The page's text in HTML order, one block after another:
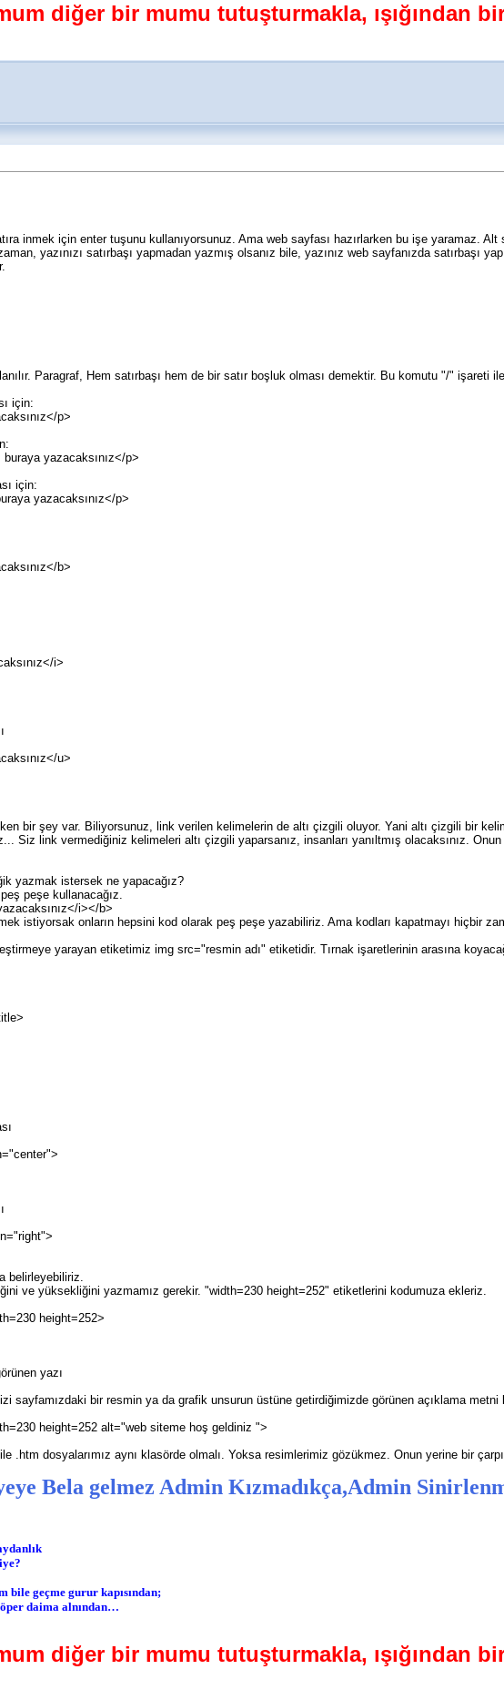
diğer bir mumu tutuşturmakla, ışığından
inmek için enter tuşunu kullanıyorsunuz. Ama web sayfası hazırlarken bu işe yaramaz.
yazınızı satırbaşı yapmadan yazmış olsanız bile, yazınız web sayfanızda satırbaşı
Paragraf, Hem satırbaşı hem de bir satır boşluk olması demektir. Bu komutu "/" işareti
için:
p>
buraya yazacaksınız</p>
için:
yazacaksınız</p>
b>
i>
u>
bir şey var. Biliyorsunuz, link verilen kelimelerin de altı çizgili oluyor. Yani altı çizgili bir
Siz link vermediğiniz kelimeleri altı çizgili yaparsanız, insanları yanıltmış olacaksınız.
yazmak istersek ne yapacağız?
peşe kullanacağız.
i></b>
istiyorsak onların hepsini kod olarak peş peşe yazabiliriz. Ama kodları kapatmayı hiçbir
yarayan etiketimiz img src="resmin adı" etiketidir. Tırnak işaretlerinin arasına
belirleyebiliriz.
ve yüksekliğini yazmamız gerekir. "width=230 height=252" etiketlerini kodumuza ekleriz.
height=252>
yazı
sayfamızdaki bir resmin ya da grafik unsurun üstüne getirdiğimizde görünen açıklama
height=252 alt="web siteme hoş geldiniz ">
.htm dosyalarımız aynı klasörde olmalı. Yoksa resimlerimiz gözükmez. Onun yerine bir
Bela gelmez Admin Kızmadıkça,Admin
bile geçme gurur kapısından;
daima alnından…
diğer bir mumu tutuşturmakla, ışığından